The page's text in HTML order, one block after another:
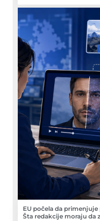
EU počela da primenjuje
Šta redakcije moraju da